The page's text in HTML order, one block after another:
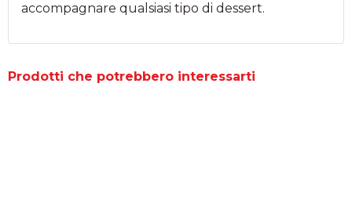
accompagnare qualsiasi tipo di dessert.
Prodotti che potrebbero interessarti